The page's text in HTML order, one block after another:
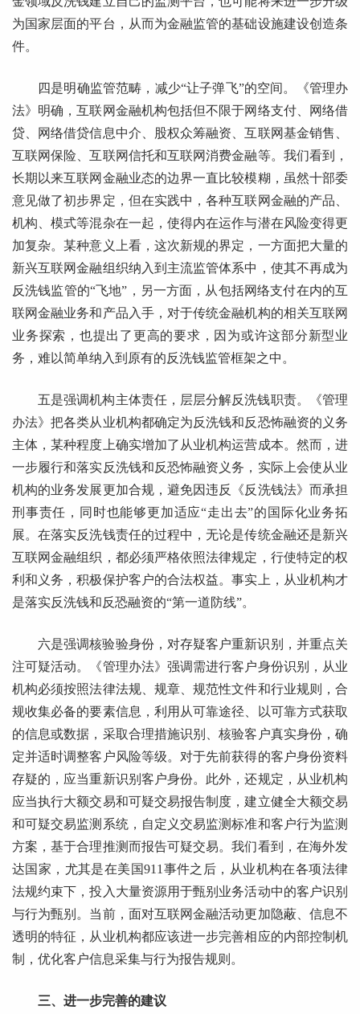
为国家层面的平台，从而为金融监管的基础设施建设创造条
件。
四是明确监管范畴，减少“让子弹飞”的空间。《管理办
法》明确，互联网金融机构包括但不限于网络支付、网络借
贷、网络借贷信息中介、股权众筹融资、互联网基金销售、
互联网保险、互联网信托和互联网消费金融等。我们看到，
长期以来互联网金融业态的边界一直比较模糊，虽然十部委
意见做了初步界定，但在实践中，各种互联网金融的产品、
机构、模式等混杂在一起，使得内在运作与潜在风险变得更
加复杂。某种意义上看，这次新规的界定，一方面把大量的
新兴互联网金融组织纳入到主流监管体系中，使其不再成为
反洗钱监管的“飞地”，另一方面，从包括网络支付在内的互
联网金融业务和产品入手，对于传统金融机构的相关互联网
业务探索，也提出了更高的要求，因为或许这部分新型业
务，难以简单纳入到原有的反洗钱监管框架之中。
五是强调机构主体责任，层层分解反洗钱职责。《管理
办法》把各类从业机构都确定为反洗钱和反恐怖融资的义务
主体，某种程度上确实增加了从业机构运营成本。然而，进
一步履行和落实反洗钱和反恐怖融资义务，实际上会使从业
机构的业务发展更加合规，避免因违反《反洗钱法》而承担
刑事责任，同时也能够更加适应“走出去”的国际化业务拓
展。在落实反洗钱责任的过程中，无论是传统金融还是新兴
互联网金融组织，都必须严格依照法律规定，行使特定的权
利和义务，积极保护客户的合法权益。事实上，从业机构才
是落实反洗钱和反恐融资的“第一道防线”。
六是强调核验验身份，对存疑客户重新识别，并重点关
注可疑活动。《管理办法》强调需进行客户身份识别，从业
机构必须按照法律法规、规章、规范性文件和行业规则，合
规收集必备的要素信息，利用从可靠途径、以可靠方式获取
的信息或数据，采取合理措施识别、核验客户真实身份，确
定并适时调整客户风险等级。对于先前获得的客户身份资料
存疑的，应当重新识别客户身份。此外，还规定，从业机构
应当执行大额交易和可疑交易报告制度，建立健全大额交易
和可疑交易监测系统，自定义交易监测标准和客户行为监测
方案，基于合理推测而报告可疑交易。我们看到，在海外发
达国家，尤其是在美国911事件之后，从业机构在各项法律
法规约束下，投入大量资源用于甄别业务活动中的客户识别
与行为甄别。当前，面对互联网金融活动更加隐蔽、信息不
透明的特征，从业机构都应该进一步完善相应的内部控制机
制，优化客户信息采集与行为报告规则。
三、进一步完善的建议